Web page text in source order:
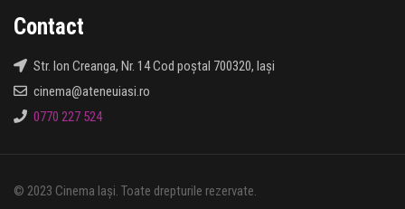
Contact
Str. Ion Creanga, Nr. 14 Cod poștal 700320, Iași
cinema@ateneuiasi.ro
0770 227 524
© 2023 Cinema Iași. Toate drepturile rezervate.